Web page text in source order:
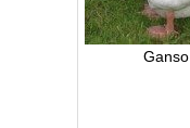
Ganso